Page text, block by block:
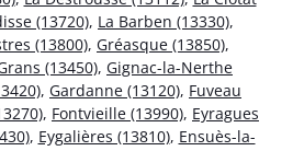
(13720), La Barben (13330),
(13800), Gréasque (13850),
(13450), Gignac-la-Nerthe
, Gardanne (13120), Fuveau
, Fontvieille (13990), Eyragues
, Eygalières (13810), Ensuès-la-